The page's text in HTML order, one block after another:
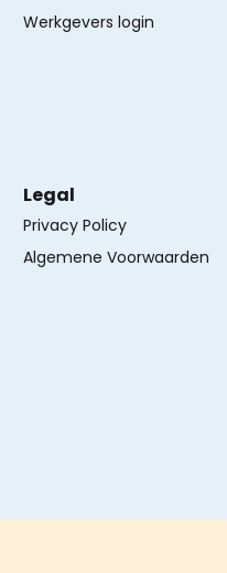
Werkgevers login
Legal
Privacy Policy
Algemene Voorwaarden